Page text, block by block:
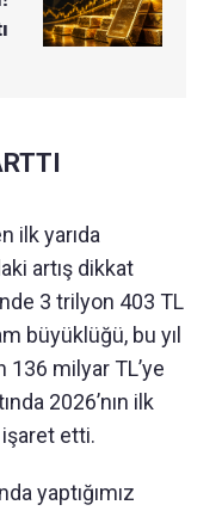
ilk yarıda
artış dikkat
3 trilyon 403 TL
büyüklüğü, bu yıl
136 milyar TL’ye
2026’nın ilk
işaret etti.
yaptığımız